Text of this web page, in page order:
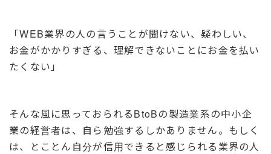
「WEB業界の人の言うことが聞けない、疑わしい、
お金がかかりすぎる、理解できないことにお金を払い
たくない」
そんな風に思っておられるBtoBの製造業系の中小企
業の経営者は、自ら勉強するしかありません。もしく
は、とことん自分が信用できると感じられる業界の人